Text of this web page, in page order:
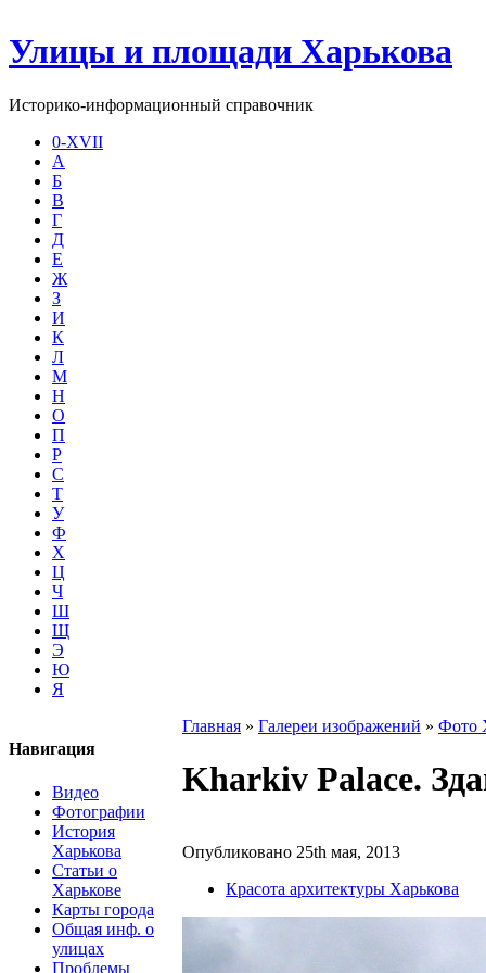
Улицы и площади Харькова
Историко-информационный справочник
0-XVII
А
Б
В
Г
Д
Е
Ж
З
И
К
Л
М
Н
О
П
Р
С
Т
У
Ф
Х
Ц
Ч
Ш
Щ
Э
Ю
Я
Навигация
Видео
Фотографии
История
Харькова
Статьи о
Харькове
Карты города
Общая инф. о
улицах
Проблемы
Главная » Галереи изображений » Фото
Kharkiv Palace.
Опубликовано 25th мая, 2013
Красота архитектуры Харькова